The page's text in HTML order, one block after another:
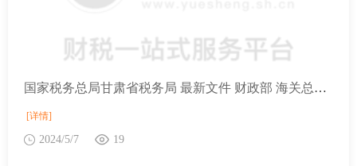
国家税务总局甘肃省税务局 最新文件 财政部 海关总署 税务总局 文化和旅游部 国家文物局关于国有公益性收藏单位进口藏品免税规定的公告
[详情]
2024/5/7 19